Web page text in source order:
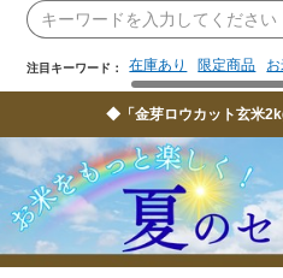
注目キーワード： 在庫あり 限定商品
◆「金芽ロウカット玄米